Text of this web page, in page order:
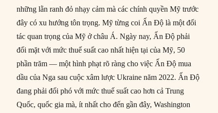
những lằn ranh đỏ nhạy cảm mà các chính quyền Mỹ trước
đây có xu hướng tôn trọng. Mỹ từng coi Ấn Độ là một đối
tác quan trọng của Mỹ ở châu Á. Ngày nay, Ấn Độ phải
đối mặt với mức thuế suất cao nhất hiện tại của Mỹ, 50
phần trăm — một hình phạt rõ ràng cho việc Ấn Độ mua
dầu của Nga sau cuộc xâm lược Ukraine năm 2022. Ấn Độ
đang phải đối phó với mức thuế suất cao hơn cả Trung
Quốc, quốc gia mà, ít nhất cho đến gần đây, Washington